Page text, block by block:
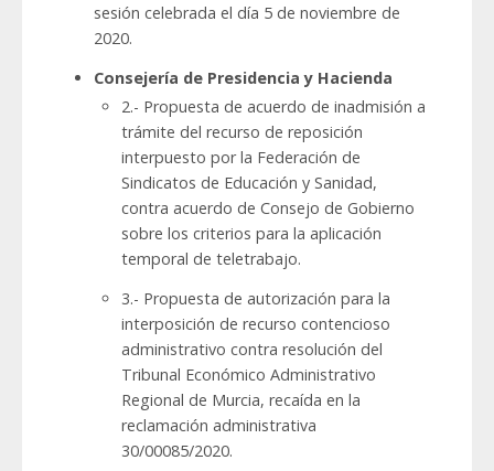
sesión celebrada el día 5 de noviembre de
2020.
Consejería de Presidencia y Hacienda
2.- Propuesta de acuerdo de inadmisión a
trámite del recurso de reposición
interpuesto por la Federación de
Sindicatos de Educación y Sanidad,
contra acuerdo de Consejo de Gobierno
sobre los criterios para la aplicación
temporal de teletrabajo.
3.- Propuesta de autorización para la
interposición de recurso contencioso
administrativo contra resolución del
Tribunal Económico Administrativo
Regional de Murcia, recaída en la
reclamación administrativa
30/00085/2020.